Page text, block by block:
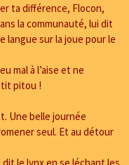
ta différence, Flocon,
la communauté, lui dit
langue sur la joue pour le
mal à l’aise et ne
pitou !
Une belle journée
seul. Et au détour